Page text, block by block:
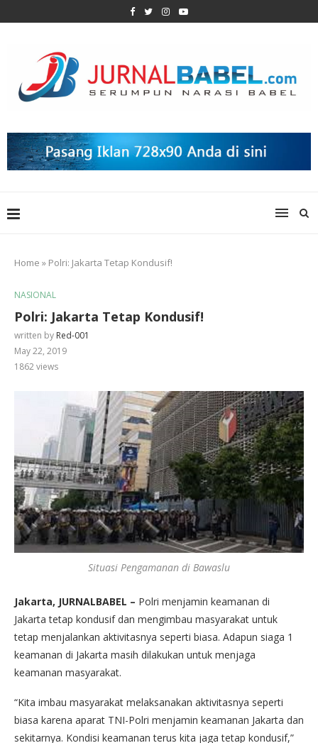
Home » Polri: Jakarta Tetap Kondusif!
NASIONAL
Polri: Jakarta Tetap Kondusif!
written by Red-001
May 22, 2019
1862views
Situasi Pengamanan di Bawaslu
Jakarta, JURNALBABEL – Polri menjamin keamanan di
Jakarta tetap kondusif dan mengimbau masyarakat untuk
tetap menjalankan aktivitasnya seperti biasa. Adapun siaga 1
keamanan di Jakarta masih dilakukan untuk menjaga
keamanan masyarakat.
“Kita imbau masyarakat melaksanakan aktivitasnya seperti
biasa karena aparat TNI-Polri menjamin keamanan Jakarta dan
sekitarnya. Kondisi keamanan terus kita jaga tetap kondusif,”